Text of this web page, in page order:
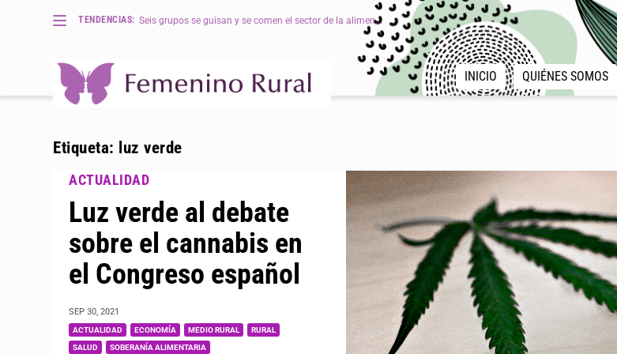
TENDENCIAS: Seis grupos se guisan y se comen el sector de la alimen...
INICIO QUIÉNES SOMOS
Etiqueta: luz verde
Luz verde al debate
sobre el cannabis en
el Congreso español
SEP 30, 2021
ACTUALIDAD ECONOMÍA MEDIO RURAL RURAL
SALUD SOBERANÍA ALIMENTARIA